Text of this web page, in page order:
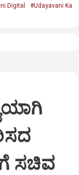
Digital
#Udayavani Ka
ಸಚಿವ